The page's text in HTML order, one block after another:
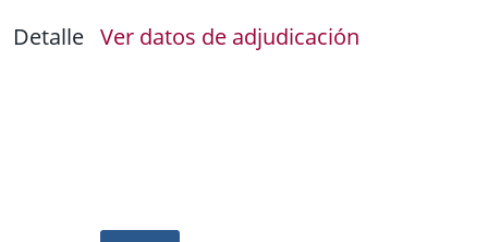
Ver datos de adjudicación
Detalle